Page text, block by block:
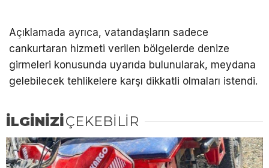
Açıklamada ayrıca, vatandaşların sadece
cankurtaran hizmeti verilen bölgelerde denize
girmeleri konusunda uyarıda bulunularak, meydana
gelebilecek tehlikelere karşı dikkatli olmaları istendi.
İLGİNİZİÇEKEBİLİR